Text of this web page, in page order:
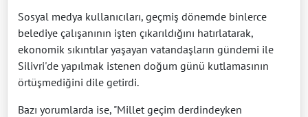
Sosyal medya kullanıcıları, geçmiş dönemde binlerce
belediye çalışanının işten çıkarıldığını hatırlatarak,
ekonomik sıkıntılar yaşayan vatandaşların gündemi ile
Silivri'de yapılmak istenen doğum günü kutlamasının
örtüşmediğini dile getirdi.
Bazı yorumlarda ise, "Millet geçim derdindeyken